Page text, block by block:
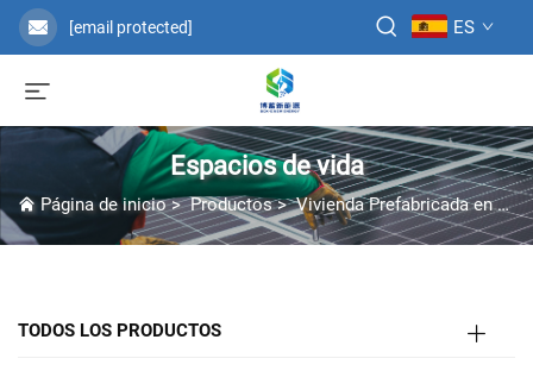
[email protected] ES
Espacios de vida
Página de inicio>Productos>Vivienda Prefabricada en Contenedor
TODOS LOS PRODUCTOS